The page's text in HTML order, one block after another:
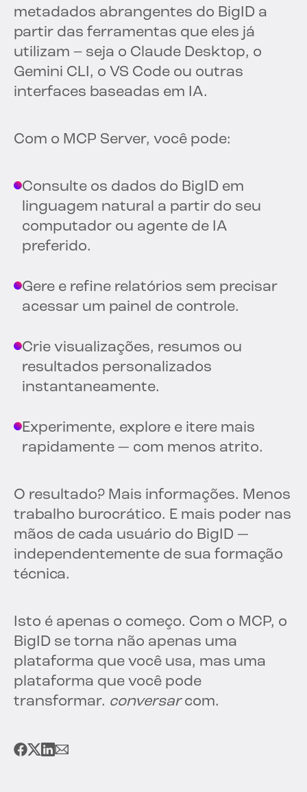
metadados abrangentes do BigID a
partir das ferramentas que eles já
utilizam – seja o Claude Desktop, o
Gemini CLI, o VS Code ou outras
interfaces baseadas em IA.
Com o MCP Server, você pode:
Consulte os dados do BigID em
linguagem natural a partir do seu
computador ou agente de IA
preferido.
Gere e refine relatórios sem precisar
acessar um painel de controle.
Crie visualizações, resumos ou
resultados personalizados
instantaneamente.
Experimente, explore e itere mais
rapidamente — com menos atrito.
O resultado? Mais informações. Menos
trabalho burocrático. E mais poder nas
mãos de cada usuário do BigID —
independentemente de sua formação
técnica.
Isto é apenas o começo. Com o MCP, o
BigID se torna não apenas uma
plataforma que você usa, mas uma
plataforma que você pode
transformar. conversarcom.